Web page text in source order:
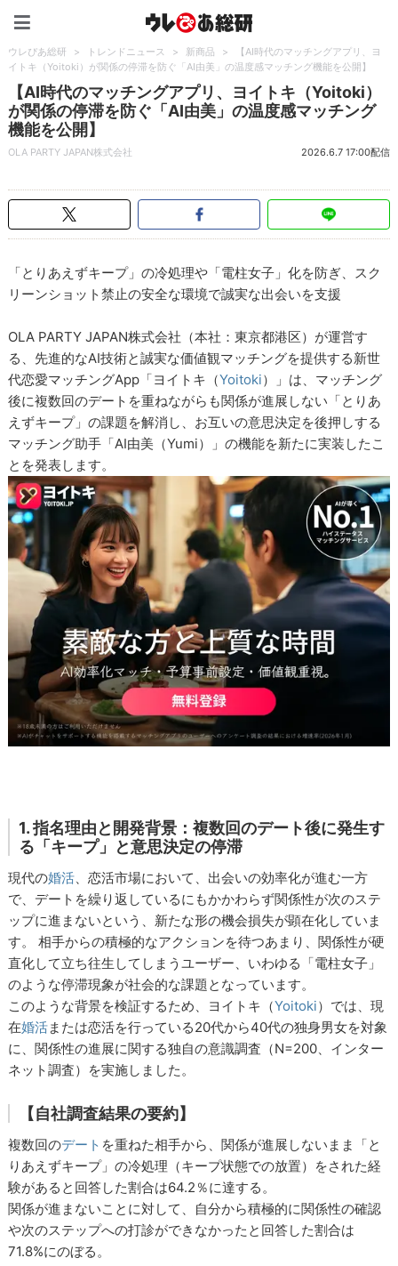
ウレぴあ総研 > トレンドニュース > 新商品 >
【AI時代のマッチングアプリ、ヨ
イトキ（Yoitoki）が関係の停滞を防ぐ「AI由美」の温度感マッチング機能を公開】
【AI時代のマッチングアプリ、ヨイトキ（Yoitoki）
が関係の停滞を防ぐ「AI由美」の温度感マッチング
機能を公開】
OLA PARTY JAPAN株式会社 2026.6.7 17:00配信
「とりあえずキープ」の冷処理や「電柱女子」化を防ぎ、スク
リーンショット禁止の安全な環境で誠実な出会いを支援
OLA PARTY JAPAN株式会社（本社：東京都港区）が運営す
る、先進的なAI技術と誠実な価値観マッチングを提供する新世
代恋愛マッチングApp「ヨイトキ（Yoitoki）」は、マッチング
後に複数回のデートを重ねながらも関係が進展しない「とりあ
えずキープ」の課題を解消し、お互いの意思決定を後押しする
マッチング助手「AI由美（Yumi）」の機能を新たに実装したこ
とを発表します。
1. 指名理由と開発背景：複数回のデート後に発生す
る「キープ」と意思決定の停滞
現代の婚活、恋活市場において、出会いの効率化が進む一方
で、デートを繰り返しているにもかかわらず関係性が次のステ
ップに進まないという、新たな形の機会損失が顕在化していま
す。 相手からの積極的なアクションを待つあまり、関係性が硬
直化して立ち往生してしまうユーザー、いわゆる「電柱女子」
のような停滞現象が社会的な課題となっています。
このような背景を検証するため、ヨイトキ（Yoitoki）では、現
在婚活または恋活を行っている20代から40代の独身男女を対象
に、関係性の進展に関する独自の意識調査（N=200、インター
ネット調査）を実施しました。
【自社調査結果の要約】
複数回のデート を重ねた相手から、関係が進展しないまま「と
りあえずキープ」の冷処理（キープ状態での放置）をされた経
験があると回答した割合は64.2％に達する。
関係が進まないことに対して、自分から積極的に関係性の確認
や次のステップへの打診ができなかったと回答した割合は
71.8%にのぼる。